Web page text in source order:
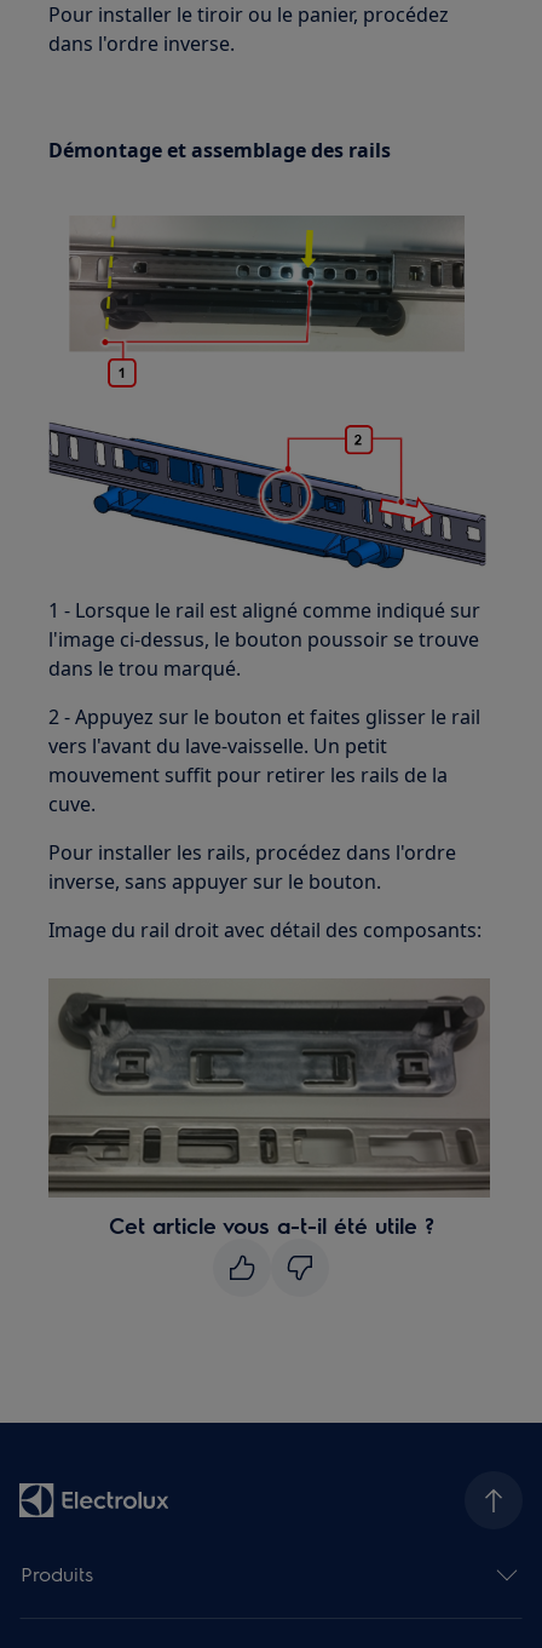
Pour installer le tiroir ou le panier, procédez
dans l'ordre inverse.
Démontage et assemblage des rails
1 - Lorsque le rail est aligné comme indiqué sur
l'image ci-dessus, le bouton poussoir se trouve
dans le trou marqué.
2 - Appuyez sur le bouton et faites glisser le rail
vers l'avant du lave-vaisselle. Un petit
mouvement suffit pour retirer les rails de la
cuve.
Pour installer les rails, procédez dans l'ordre
inverse, sans appuyer sur le bouton.
Image du rail droit avec détail des composants:
Cet article vous a-t-il été utile ?
Produits